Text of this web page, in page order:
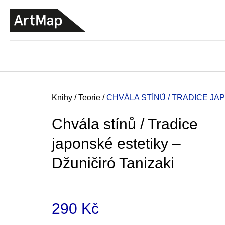
Domů
Knihy / Teorie / CHVÁLA STÍNŮ / TRADICE
Chvála stínů / Tradice
japonské estetiky –
Džuničiró Tanizaki
290 Kč
ZPĚT
DO
OBCHODU
ZPĚT
DO
OBCHODU
JMÉNO